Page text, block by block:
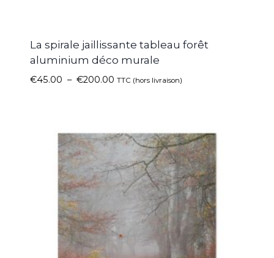
La spirale jaillissante tableau forêt
aluminium déco murale
€45.00 – €200.00 TTC (hors livraison)